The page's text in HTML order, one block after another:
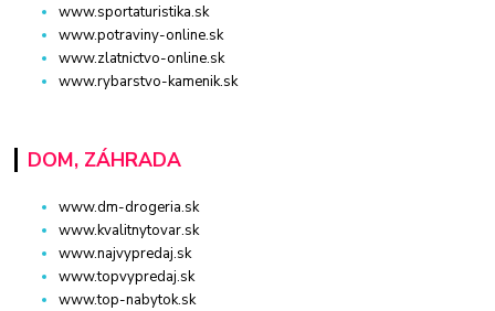
www.sportaturistika.sk
www.potraviny-online.sk
www.zlatnictvo-online.sk
www.rybarstvo-kamenik.sk
DOM, ZÁHRADA
www.dm-drogeria.sk
www.kvalitnytovar.sk
www.najvypredaj.sk
www.topvypredaj.sk
www.top-nabytok.sk